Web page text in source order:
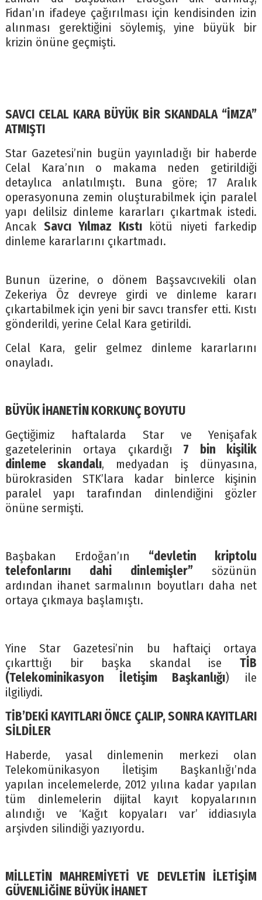
Fidan’ın ifadeye çağırılması için kendisinden izin
alınması gerektiğini söylemiş, yine büyük bir
krizin önüne geçmişti.
SAVCI CELAL KARA BÜYÜK BİR SKANDALA “İMZA”
ATMIŞTI
Star Gazetesi’nin bugün yayınladığı bir haberde
Celal Kara’nın o makama neden getirildiği
detaylıca anlatılmıştı. Buna göre; 17 Aralık
operasyonuna zemin oluşturabilmek için paralel
yapı delilsiz dinleme kararları çıkartmak istedi.
Ancak Savcı Yılmaz Kıstıkötü niyeti farkedip
dinleme kararlarını çıkartmadı.
Bunun üzerine, o dönem Başsavcıvekili olan
Zekeriya Öz devreye girdi ve dinleme kararı
çıkartabilmek için yeni bir savcı transfer etti. Kıstı
gönderildi, yerine Celal Kara getirildi.
Celal Kara, gelir gelmez dinleme kararlarını
onayladı.
BÜYÜK İHANETİN KORKUNÇ BOYUTU
Geçtiğimiz haftalarda Star ve Yenişafak
gazetelerinin ortaya çıkardığı 7 bin kişilik
dinleme skandalı, medyadan iş dünyasına,
bürokrasiden STK’lara kadar binlerce kişinin
paralel yapı tarafından dinlendiğini gözler
önüne sermişti.
Başbakan Erdoğan’ın “devletin kriptolu
telefonlarını dahi dinlemişler”sözünün
ardından ihanet sarmalının boyutları daha net
ortaya çıkmaya başlamıştı.
Yine Star Gazetesi’nin bu haftaiçi ortaya
çıkarttığı bir başka skandal iseTİB
(Telekominikasyon İletişim Başkanlığı) ile
ilgiliydi.
TİB’DEKİ KAYITLARI ÖNCE ÇALIP, SONRA KAYITLARI
SİLDİLER
Haberde, yasal dinlemenin merkezi olan
Telekomünikasyon İletişim Başkanlığı’nda
yapılan incelemelerde, 2012 yılına kadar yapılan
tüm dinlemelerin dijital kayıt kopyalarının
alındığı ve ‘Kağıt kopyaları var’ iddiasıyla
arşivden silindiği yazıyordu.
MİLLETİN MAHREMİYETİ VE DEVLETİN İLETİŞİM
GÜVENLİĞİNE BÜYÜK İHANET